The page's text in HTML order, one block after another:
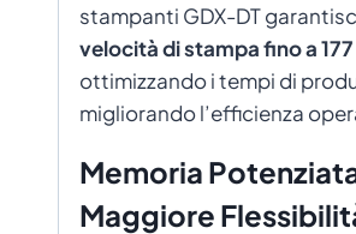
stampanti GDX-DT
velocità di stampa fino a
ottimizzando i tempi di
migliorando l’efficienza
Memoria
Maggiore